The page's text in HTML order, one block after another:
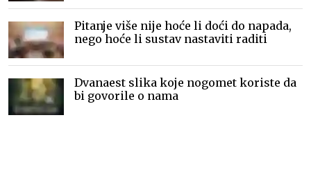
Pitanje više nije hoće li doći do napada,
nego hoće li sustav nastaviti raditi
Dvanaest slika koje nogomet koriste da
bi govorile o nama